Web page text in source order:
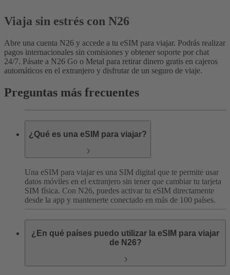
Viaja sin estrés con N26
Abre una cuenta N26 y accede a tu eSIM para viajar. Podrás realizar
pagos internacionales sin comisiones y obtener soporte por chat
24/7. Pásate a N26 Go o Metal para retirar dinero gratis en cajeros
automáticos en el extranjero y disfrutar de un seguro de viaje.
Preguntas más frecuentes
¿Qué es una eSIM para viajar?
Una eSIM para viajar es una SIM digital que te permite usar
datos móviles en el extranjero sin tener que cambiar tu tarjeta
SIM física. Con N26, puedes activar tu eSIM directamente
desde la app y mantenerte conectado en más de 100 países.
¿En qué países puedo utilizar la eSIM para viajar
de N26?